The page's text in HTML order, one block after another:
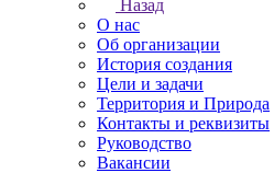
Назад
О нас
Об организации
История создания
Цели и задачи
Территория и Природа
Контакты и реквизиты
Руководство
Вакансии